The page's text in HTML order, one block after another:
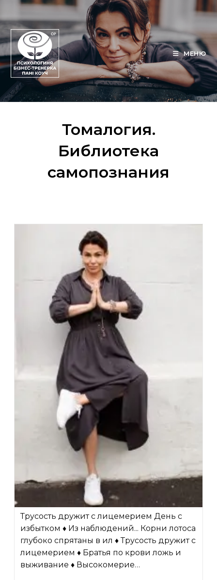
Перейти
к
содержимому
МЕНЮ
Томалогия.
Библиотека
самопознания
Трусость дружит с лицемерием День с
избытком ♦ Из наблюдений... Корни лотоса
глубоко спрятаны в ил ♦ Трусость дружит с
лицемерием ♦ Братья по крови ложь и
выживание ♦ Высокомерие…